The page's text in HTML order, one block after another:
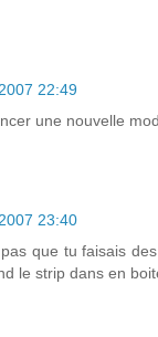
22:49
une nouvelle
23:40
que tu faisais
le strip dans en